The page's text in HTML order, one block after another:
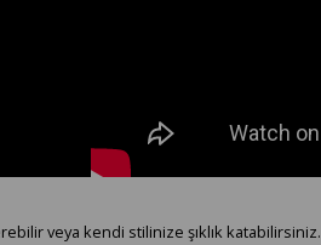
veya kendi stilinize şıklık katabilirsiniz.